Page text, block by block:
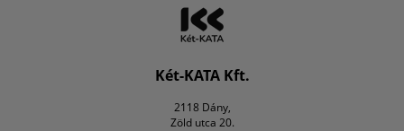
Két-KATA Kft.
2118 Dány,
Zöld utca 20.